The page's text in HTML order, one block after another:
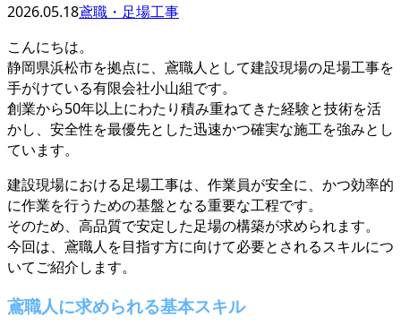
2026.05.18鳶職・足場工事
こんにちは。
静岡県浜松市を拠点に、鳶職人として建設現場の足場工事を
手がけている有限会社小山組です。
創業から50年以上にわたり積み重ねてきた経験と技術を活
かし、安全性を最優先とした迅速かつ確実な施工を強みとし
ています。
建設現場における足場工事は、作業員が安全に、かつ効率的
に作業を行うための基盤となる重要な工程です。
そのため、高品質で安定した足場の構築が求められます。
今回は、鳶職人を目指す方に向けて必要とされるスキルにつ
いてご紹介します。
鳶職人に求められる基本スキル